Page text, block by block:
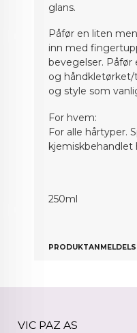
glans.
Påfør en liten
inn med
bevegelser.
og håndkletørket/
og style som
For hvem:
For alle hårtyper.
kjemiskbehandlet
250ml
VIC PAZ AS